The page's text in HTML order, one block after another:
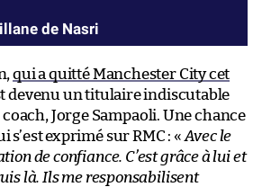
de Nasri
qui a quitté Manchester City cet
devenu un titulaire indiscutable
Jorge Sampaoli. Une chance
s’est exprimé sur RMC : « Avec le
de confiance. C’est grâce à lui et
là. Ils me responsabilisent